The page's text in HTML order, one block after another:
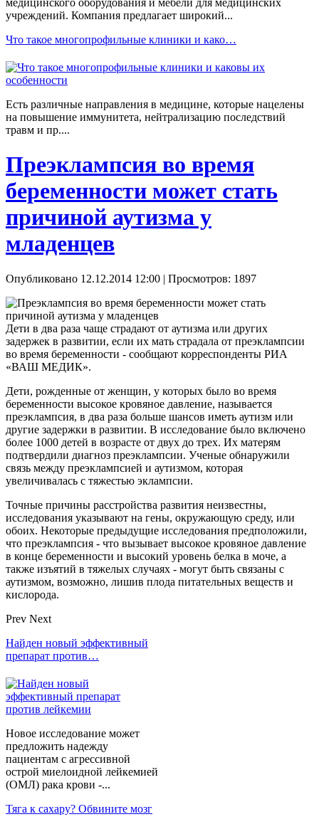
учреждений. Компания предлагает широкий...
Что такое многопрофильные клиники и како…
Есть различные направления в медицине, которые нацелены
на повышение иммунитета, нейтрализацию последствий
травм и пр....
Преэклампсия во время
беременности может стать
причиной аутизма у
младенцев
Опубликовано 12.12.2014 12:00 | Просмотров: 1897
Дети в два раза чаще страдают от аутизма или других
задержек в развитии, если их мать страдала от преэклампсии
во время беременности - сообщают корреспонденты РИА
«ВАШ МЕДИК».
Дети, рожденные от женщин, у которых было во время
беременности высокое кровяное давление, называется
преэклампсия, в два раза больше шансов иметь аутизм или
другие задержки в развитии. В исследование было включено
более 1000 детей в возрасте от двух до трех. Их матерям
подтвердили диагноз преэклампсии. Ученые обнаружили
связь между преэклампсией и аутизмом, которая
увеличивалась с тяжестью эклампсии.
Точные причины расстройства развития неизвестны,
исследования указывают на гены, окружающую среду, или
обоих. Некоторые предыдущие исследования предположили,
что преэклампсия - что вызывает высокое кровяное давление
в конце беременности и высокий уровень белка в моче, а
также изъятий в тяжелых случаях - могут быть связаны с
аутизмом, возможно, лишив плода питательных веществ и
кислорода.
Prev Next
Найден новый эффективный
препарат против…
Новое исследование может
предложить надежду
пациентам с агрессивной
острой миелоидной лейкемией
(ОМЛ) рака крови -...
Тяга к сахару? Обвините мозг